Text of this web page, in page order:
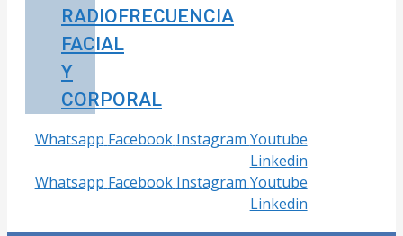
RADIOFRECUENCIA
FACIAL
Y
CORPORAL
Whatsapp Facebook Instagram Youtube
Linkedin
Whatsapp Facebook Instagram Youtube
Linkedin